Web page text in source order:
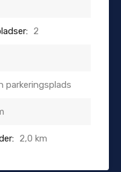
2
parkeringsplads
2,0 km